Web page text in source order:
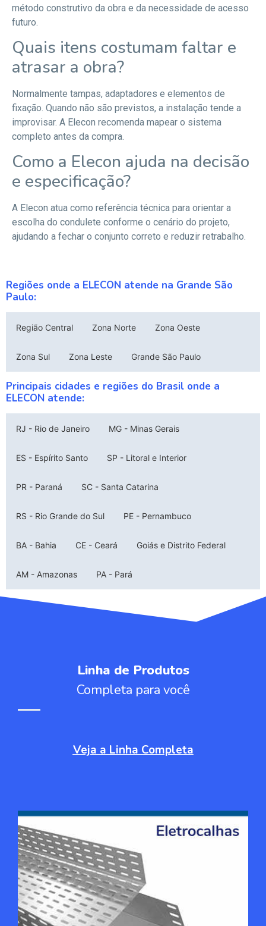
método construtivo da obra e da necessidade de acesso
futuro.
Quais itens costumam faltar e
atrasar a obra?
Normalmente tampas, adaptadores e elementos de
fixação. Quando não são previstos, a instalação tende a
improvisar. A Elecon recomenda mapear o sistema
completo antes da compra.
Como a Elecon ajuda na decisão
e especificação?
A Elecon atua como referência técnica para orientar a
escolha do condulete conforme o cenário do projeto,
ajudando a fechar o conjunto correto e reduzir retrabalho.
Regiões onde a ELECON atende na Grande São
Paulo:
Região Central Zona Norte Zona Oeste
Zona Sul Zona Leste Grande São Paulo
Principais cidades e regiões do Brasil onde a
ELECON atende:
RJ - Rio de Janeiro MG - Minas Gerais
ES - Espírito Santo SP - Litoral e Interior
PR - Paraná SC - Santa Catarina
RS - Rio Grande do Sul PE - Pernambuco
BA - Bahia CE - Ceará Goiás e Distrito Federal
AM - Amazonas PA - Pará
Linha de Produtos
Completa para você
Veja a Linha Completa